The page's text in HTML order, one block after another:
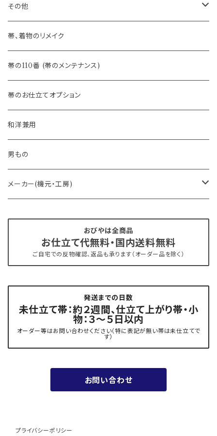
３万円台♪高見え袋帯・名古屋帯
八寸名古屋帯 (松葉仕立て)
- オールシーズン帯
- 夏帯
- 半幅帯
- 大人兵児帯
- おびやオリジナル・別注
- オーダー帯
- 京袋帯・開き仕立て
- 新古帯、中古・リサイクル帯 (メンテナンス済み)
夏用
- 振袖の帯・ママ振り・振袖用袋帯
-おびやオリジナル
その他
-おびやオリジナル
-フィカレ
帯、着物のリメイク
帯の110番 (帯のメンテナンス)
帯のお仕立てオプション
和洋兼用
男もの
メーカー(機元・工房)
博多織 西村織物
『marumasa.fab』丸正織物
おびやは全商品
お仕立て代無料・国内送料無料
ご自宅での反物確認、返品も承ります（オーダー品を除く）
発送までの日数
未仕立て帯：約２週間、仕立て上がり帯・小
物：３～５日以内
オーダー等はお問い合わせください（特に表記が無い帯は未仕立てで
す）
お問い合わせ
プライバシーポリシー